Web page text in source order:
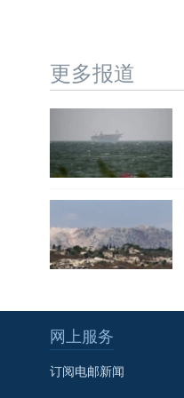
更多报道
网上服务
订阅电邮新闻